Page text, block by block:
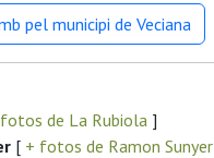
pel municipi de Veciana
de La Rubiola ]
[ + fotos de Ramon Sunyer